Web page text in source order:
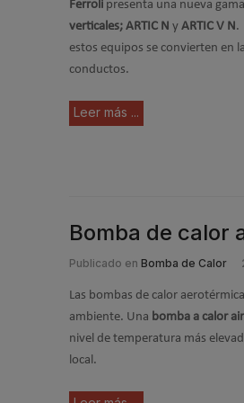
Ferroli presenta una nueva
verticales; ARTIC N y ARTIC V N.
estos equipos se convierten en
conductos.
Leer más ...
Bomba de calor
Publicado en Bomba de Calor
Las bombas de calor
ambiente. Una bomba a calor
nivel de temperatura más
local.